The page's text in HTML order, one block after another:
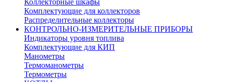
Коллекторные шкафы
Комплектующие для коллекторов
Распределительные коллекторы
КОНТРОЛЬНО-ИЗМЕРИТЕЛЬНЫЕ ПРИБОРЫ
Индикаторы уровня топлива
Комплектующие для КИП
Манометры
Термоманометры
Термометры